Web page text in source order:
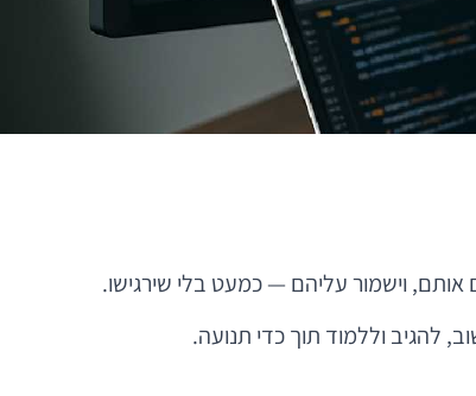
להגיב וללמוד תוך כדי תנועה.